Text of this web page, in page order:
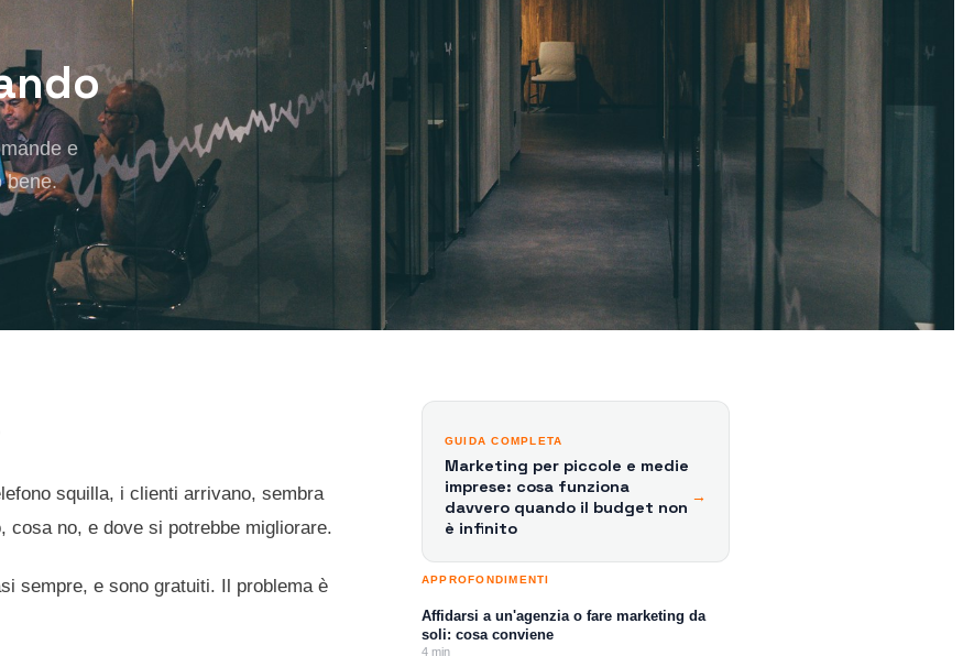
e
bene.
squilla, i clienti arrivano, sembra
cosa no, e dove si potrebbe migliorare.
sempre, e sono gratuiti. Il problema è
GUIDA COMPLETA
Marketing per piccole e medie
imprese: cosa funziona
davvero quando il budget non
è infinito
→
APPROFONDIMENTI
Affidarsi a un'agenzia o fare marketing da
soli: cosa conviene
4 min